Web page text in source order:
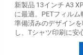
新製品 13インチ A3
に最適。PETフィル
準備済みのデザイン
し、Tシャツ印刷に安